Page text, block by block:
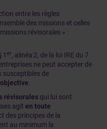
entre les règles
des missions et celles
révisorales » :
1 er, alinéa 2, de la loi IRE du 7
ne peut accepter de
susceptibles de
objective
révisorales qui lui sont
agit en toute
des principes de la
au minimum la